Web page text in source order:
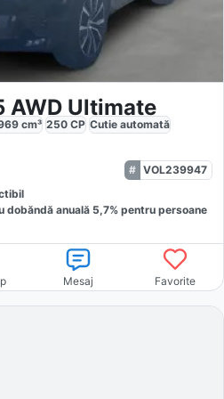
AWD Ultimate
cm³ 250CP Cutie automată
VOL239947
dobăndă anuală 5,7% pentru persoane
Mesaj Favorite